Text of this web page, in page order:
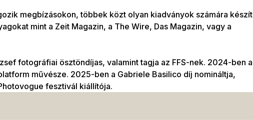
megbízásokon, többek közt olyan kiadványok számára készít
mint a Zeit Magazin, a The Wire, Das Magazin, vagy a
fotográfiai ösztöndíjas, valamint tagja az FFS-nek. 2024-ben a
művésze. 2025-ben a Gabriele Basilico díj nomináltja,
fesztivál kiállítója.